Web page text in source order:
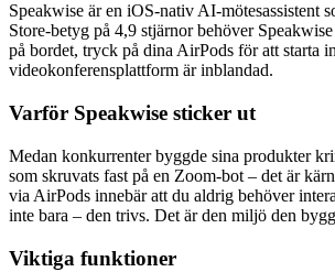
Speakwise är en iOS-nativ AI-mötesassistent
Store-betyg på 4,9 stjärnor behöver
på bordet, tryck på dina AirPods för att starta
videokonferensplattform är inblandad.
Varför Speakwise sticker ut
Medan konkurrenter byggde sina produkter
som skruvats fast på en Zoom-bot – det är
via AirPods innebär att du aldrig behöver
inte bara – den trivs. Det är den miljö den
Viktiga funktioner